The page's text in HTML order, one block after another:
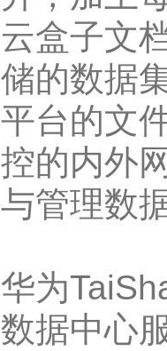
云盒子文
储的数据
平台的文
控的内外
与管理数
华为
数据中心